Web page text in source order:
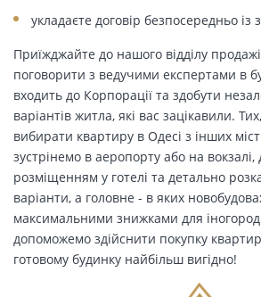
укладаєте договір безпосередньо із
Приїжджайте до нашого відділу
поговорити з ведучими експертами в
входить до Корпорації та здобути
варіантів житла, які вас зацікавили.
вибирати квартиру в Одесі з інших міст
зустрінемо в аеропорту або на
розміщенням у готелі та детально
варіанти, а головне - в яких
максимальними знижками для
допоможемо здійснити покупку
готовому будинку найбільш вигідно!